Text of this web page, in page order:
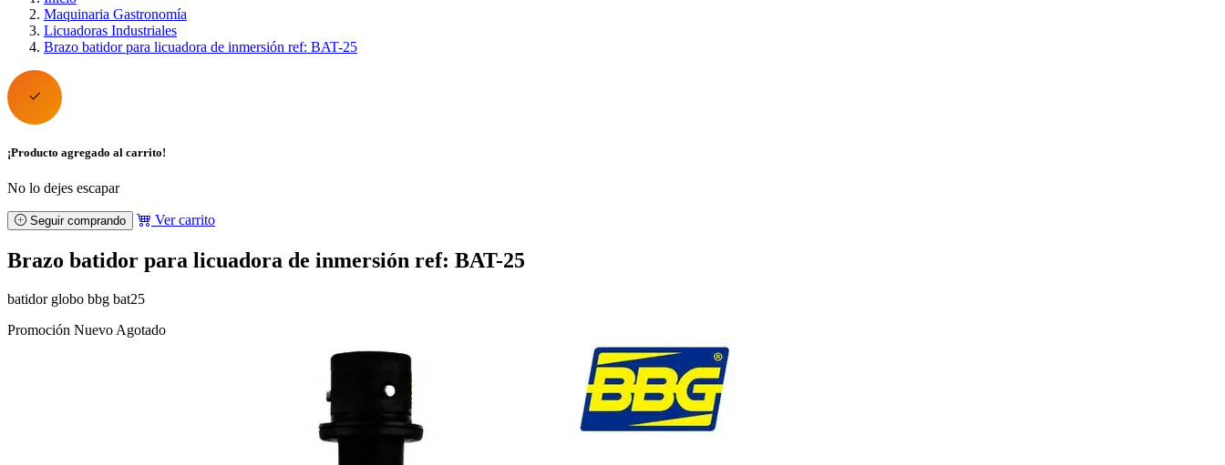
Maquinaria Gastronomía
Licuadoras Industriales
Brazo batidor para licuadora de inmersión ref: BAT-25
¡Producto agregado al carrito!
No lo dejes escapar
Seguir comprando Ver carrito
Brazo batidor para licuadora de inmersión ref: BAT-25
batidor globo bbg bat25
Promoción Nuevo Agotado